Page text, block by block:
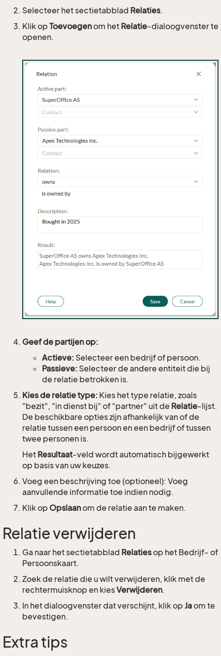
Selecteer het sectietabblad Relaties.
Klik op Toevoegenom het Relatie-dialoogvenster te
openen.
Geef de partijen op:
Actieve: Selecteer een bedrijf of persoon.
Passieve: Selecteer de andere entiteit die bij
de relatie betrokken is.
Kies de relatie type: Kies het type relatie, zoals
"bezit", "in dienst bij" of "partner" uit de Relatie-lijst.
De beschikbare opties zijn afhankelijk van of de
relatie tussen een persoon en een bedrijf of tussen
twee personen is.
Het Resultaat-veld wordt automatisch bijgewerkt
op basis van uw keuzes.
Voeg een beschrijving toe (optioneel): Voeg
aanvullende informatie toe indien nodig.
Klik op Opslaanom de relatie aan te maken.
Relatie verwijderen
Ga naar het sectietabblad Relatiesop het Bedrijf- of
Persoonskaart.
Zoek de relatie die u wilt verwijderen, klik met de
rechtermuisknop en kiesVerwijderen.
In het dialoogvenster dat verschijnt, klik op Jaom te
bevestigen.
Extra tips